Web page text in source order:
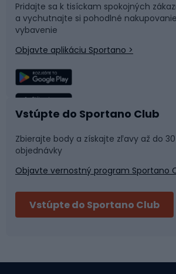
Časti bicyklov
Rybolov
Športová medicína
Bushcraft
Bikepacking
Snowboard
Plávanie
Tímové športy
Fitness a posilňovňa
Cyklistické prilby
Pridajte sa k tisíckam spokojných
a vychutnajte si pohodlné
vybavenie
Objavte aplikáciu Sportano >
Vstúpte do Sportano Club
Zbierajte body a získajte zľavy až do
objednávky
Objavte vernostný program Sportano
Vstúpte do Sportano Club